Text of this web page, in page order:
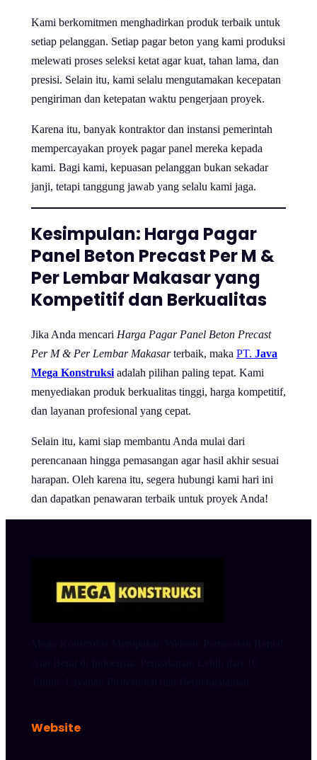
Kami berkomitmen menghadirkan produk terbaik untuk
setiap pelanggan. Setiap pagar beton yang kami produksi
melewati proses seleksi ketat agar kuat, tahan lama, dan
presisi. Selain itu, kami selalu mengutamakan kecepatan
pengiriman dan ketepatan waktu pengerjaan proyek.
Karena itu, banyak kontraktor dan instansi pemerintah
mempercayakan proyek pagar panel mereka kepada
kami. Bagi kami, kepuasan pelanggan bukan sekadar
janji, tetapi tanggung jawab yang selalu kami jaga.
Kesimpulan: Harga Pagar
Panel Beton Precast Per M &
Per Lembar Makasar yang
Kompetitif dan Berkualitas
Jika Anda mencari Harga Pagar Panel Beton Precast
Per M & Per Lembar Makasarterbaik, maka PT. Java
Mega Konstruksi adalah pilihan paling tepat. Kami
menyediakan produk berkualitas tinggi, harga kompetitif,
dan layanan profesional yang cepat.
Selain itu, kami siap membantu Anda mulai dari
perencanaan hingga pemasangan agar hasil akhir sesuai
harapan. Oleh karena itu, segera hubungi kami hari ini
dan dapatkan penawaran terbaik untuk proyek Anda!
Website